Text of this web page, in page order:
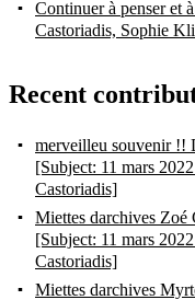
Continuer à penser et
Castoriadis, Sophie
Recent
merveilleu souvenir !!
[Subject: 11 mars
Castoriadis]
Miettes darchives Zoé
[Subject: 11 mars
Castoriadis]
Miettes darchives